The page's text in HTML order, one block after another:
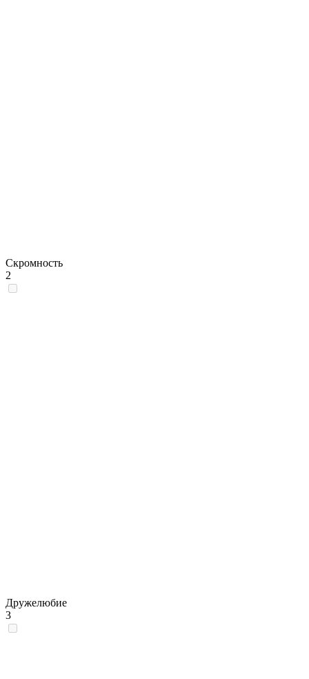
Скромность
2
Дружелюбие
3